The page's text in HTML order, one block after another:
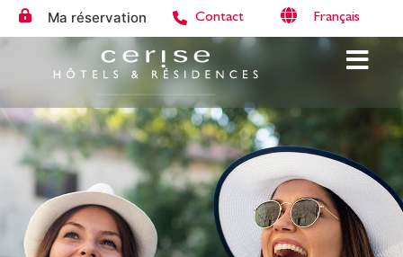
Ma réservation Contact Français